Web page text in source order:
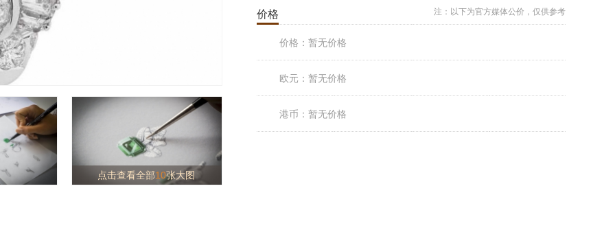
点击查看全部10张大图
价格 注：以下为官方媒体公价，仅供参考
价格： 暂无价格
欧元： 暂无价格
港币： 暂无价格